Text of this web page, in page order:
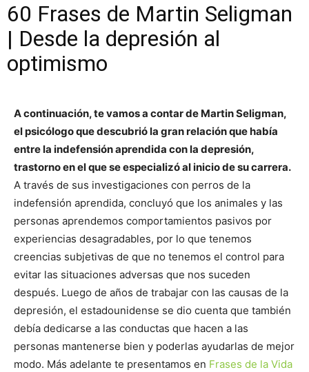
60 Frases de Martin Seligman
| Desde la depresión al
optimismo
A continuación, te vamos a contar de Martin Seligman,
el psicólogo que descubrió la gran relación que había
entre la indefensión aprendida con la depresión,
trastorno en el que se especializó al inicio de su carrera.
A través de sus investigaciones con perros de la
indefensión aprendida, concluyó que los animales y las
personas aprendemos comportamientos pasivos por
experiencias desagradables, por lo que tenemos
creencias subjetivas de que no tenemos el control para
evitar las situaciones adversas que nos suceden
después. Luego de años de trabajar con las causas de la
depresión, el estadounidense se dio cuenta que también
debía dedicarse a las conductas que hacen a las
personas mantenerse bien y poderlas ayudarlas de mejor
modo. Más adelante te presentamos en Frases de la Vida